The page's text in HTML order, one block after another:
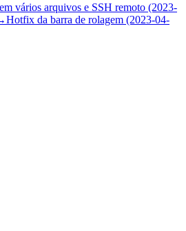
vários arquivos e SSH remoto (2023-
Hotfix da barra de rolagem (2023-04-